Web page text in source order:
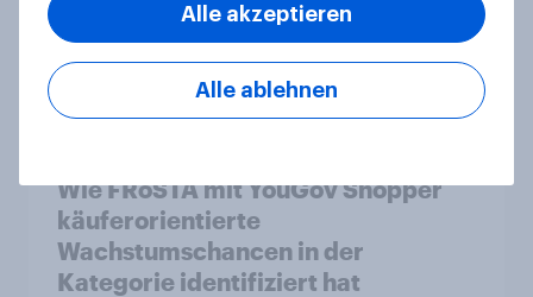
doch digitale Produkte bieten
Wachstumspotenzial
Artikel
Wie FRoSTA mit YouGov Shopper
käuferorientierte
Wachstumschancen in der
Kategorie identifiziert hat
Alle ablehnen
Alle akzeptieren